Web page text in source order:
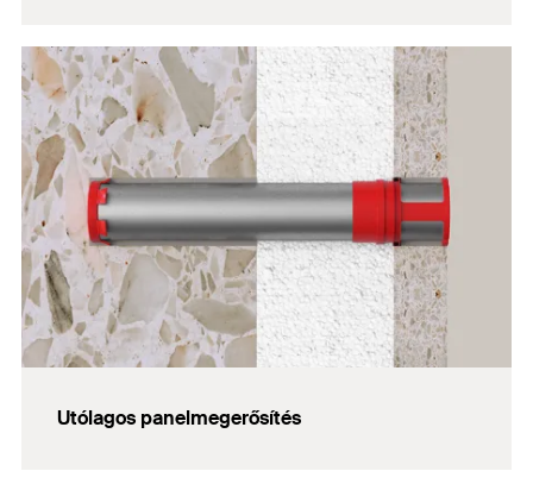
Utólagos panelmegerősítés